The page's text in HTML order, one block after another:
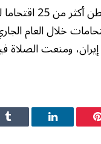
وخلال الشهور الـ20
بتنفيذ اقتحامات خلال
ومنعت الصلاة
بينتيريستلينكدإن